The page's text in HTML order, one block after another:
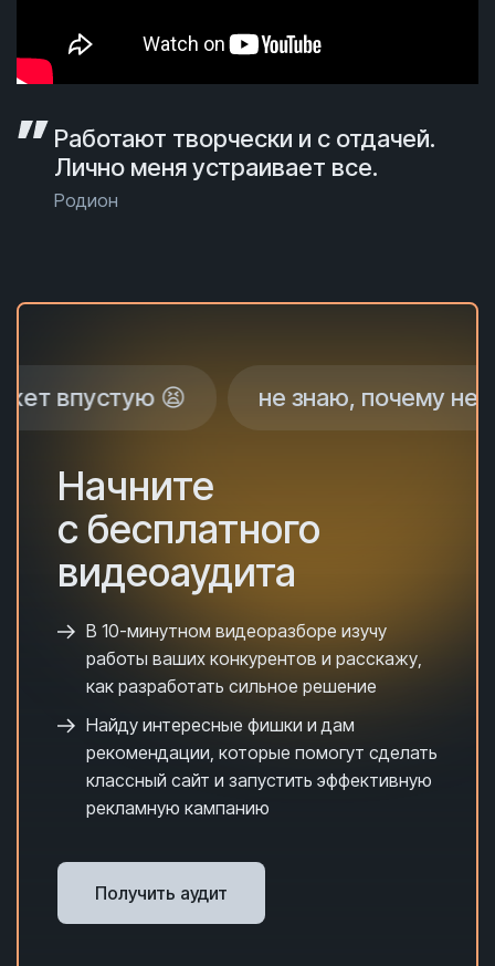
Работают творчески и с отдачей.
Лично меня устраивает все.
Родион
😫 не знаю, почему нет
Начните
с бесплатного
видеоаудита
В 10-минутном видеоразборе изучу
работы ваших конкурентов и расскажу,
как разработать сильное решение
Найду интересные фишки и дам
рекомендации, которые помогут сделать
классный сайт и запустить эффективную
рекламную кампанию
Получить аудит